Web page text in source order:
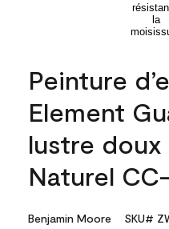
Peinture
Element
lustre doux
Naturel
Benjamin Moore SKU#